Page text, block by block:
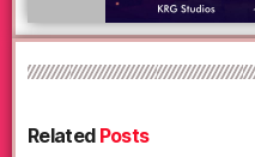
RelatedPosts